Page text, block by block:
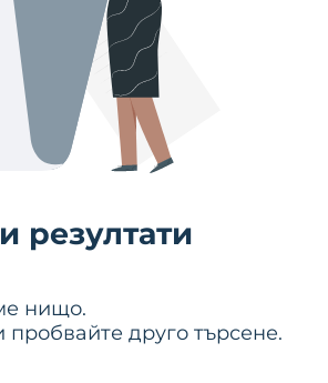
резултати
нищо.
друго търсене.